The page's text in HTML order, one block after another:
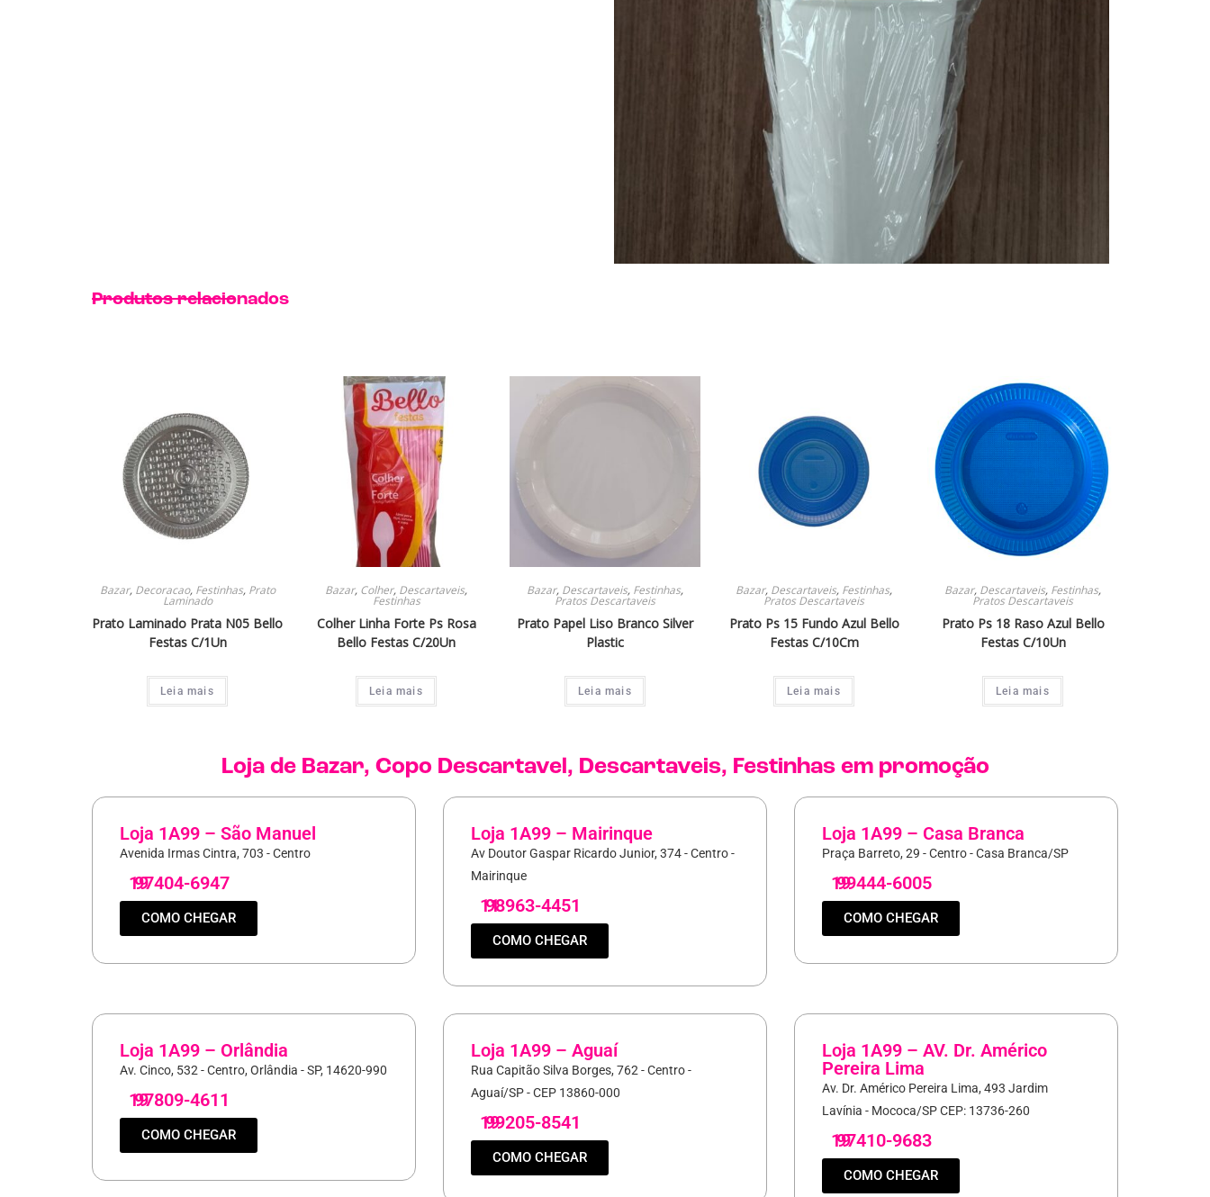
Produtos relacionados
Bazar, Decoracao, Festinhas, Prato
Laminado
Prato Laminado Prata N05 Bello
Festas C/1Un
Leia mais
Bazar, Colher, Descartaveis,
Festinhas
Colher Linha Forte Ps Rosa
Bello Festas C/20Un
Leia mais
Bazar, Descartaveis, Festinhas,
Pratos Descartaveis
Prato Papel Liso Branco Silver
Plastic
Leia mais
Bazar, Descartaveis, Festinhas,
Pratos Descartaveis
Prato Ps 15 Fundo Azul Bello
Festas C/10Cm
Leia mais
Bazar, Descartaveis, Festinhas,
Pratos Descartaveis
Prato Ps 18 Raso Azul Bello
Festas C/10Un
Leia mais
Loja de Bazar, Copo Descartavel, Descartaveis, Festinhasem promoção
Loja 1A99 – São Manuel
Avenida Irmas Cintra, 703 - Centro
19
97404-6947
COMO CHEGAR
Loja 1A99 – Mairinque
Av Doutor Gaspar Ricardo Junior, 374 - Centro -
Mairinque
11
98963-4451
COMO CHEGAR
Loja 1A99 – Casa Branca
Praça Barreto, 29 - Centro - Casa Branca/SP
19
99444-6005
COMO CHEGAR
Loja 1A99 – Orlândia
Av. Cinco, 532 - Centro, Orlândia - SP, 14620-990
19
97809-4611
COMO CHEGAR
Loja 1A99 – Aguaí
Rua Capitão Silva Borges, 762 - Centro -
Aguaí/SP - CEP 13860-000
19
99205-8541
COMO CHEGAR
Loja 1A99 – AV. Dr. Américo
Pereira Lima
Av. Dr. Américo Pereira Lima, 493 Jardim
Lavínia - Mococa/SP CEP: 13736-260
19
97410-9683
COMO CHEGAR